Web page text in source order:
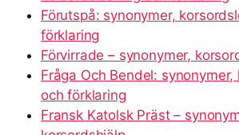
Förutspå: synonymer,
förklaring
Förvirrade – synonymer,
Fråga Och Bendel:
och förklaring
Fransk Katolsk Präst –